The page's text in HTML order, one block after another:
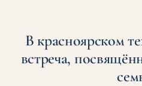
В красноярском
встреча,